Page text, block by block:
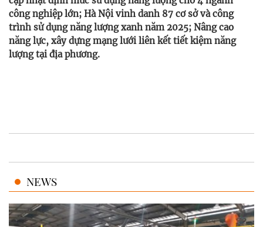
công nghiệp lớn; Hà Nội vinh danh 87 cơ sở và công
trình sử dụng năng lượng xanh năm 2025; Nâng cao
năng lực, xây dựng mạng lưới liên kết tiết kiệm năng
lượng tại địa phương.
NEWS